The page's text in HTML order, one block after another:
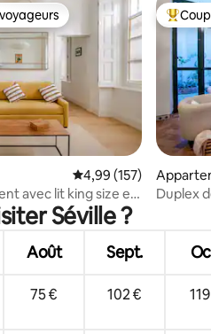
479 commentaires : 4,99 sur 5
les plus appréciés
Évaluation moyenne
4,99 (157)
avec lit king size et
Coups
Duplex
Séville ?
Août Sept.
75 € 102 €